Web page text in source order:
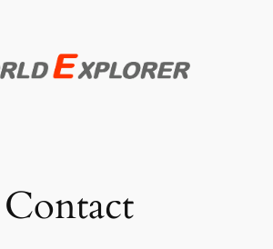
Contact